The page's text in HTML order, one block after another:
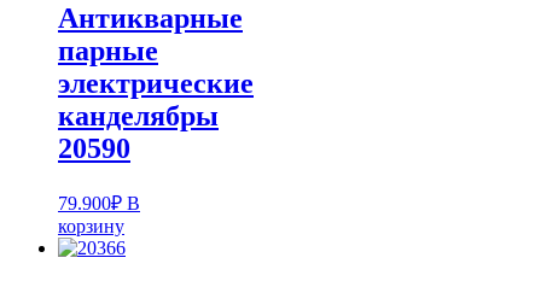
Антикварные
парные
электрические
канделябры
20590
79.900₽ В
корзину